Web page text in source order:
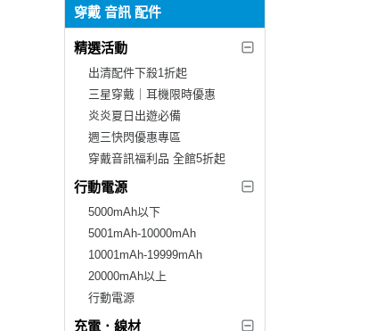
穿戴 音訊 配件
精選活動
出清配件下殺1折起
三星穿戴｜耳機限時優惠
炎炎夏日出遊必備
週三快閃優惠專區
穿戴音訊福利品 全館5折起
行動電源
5000mAh以下
5001mAh-10000mAh
10001mAh-19999mAh
20000mAh以上
行動電源
充電．線材